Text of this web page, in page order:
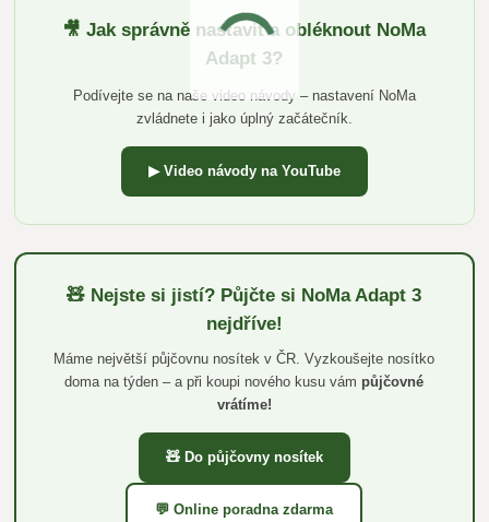
🎥 Jak správně nastavit a obléknout NoMa
Adapt 3?
Podívejte se na naše video návody – nastavení NoMa
zvládnete i jako úplný začátečník.
▶ Video návody na YouTube
🧸 Nejste si jistí? Půjčte si NoMa Adapt 3
nejdříve!
Máme největší půjčovnu nosítek v ČR. Vyzkoušejte nosítko
doma na týden – a při koupi nového kusu vám půjčovné
vrátíme!
🧸 Do půjčovny nosítek
💬 Online poradna zdarma